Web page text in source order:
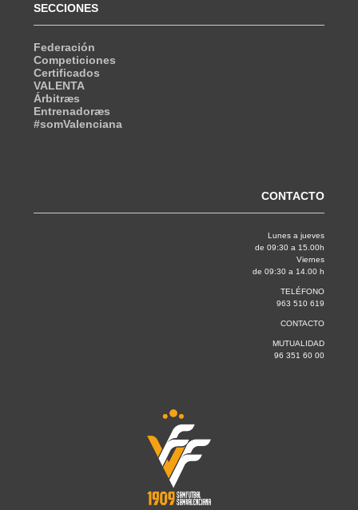
SECCIONES
Federación
Competiciones
Certificados
VALENTA
Árbitræs
Entrenadoræs
#somValenciana
CONTACTO
Lunes a jueves
de 09:30 a 15.00h
Viernes
de 09:30 a 14.00 h
TELÉFONO
963 510 619
CONTACTO
MUTUALIDAD
96 351 60 00